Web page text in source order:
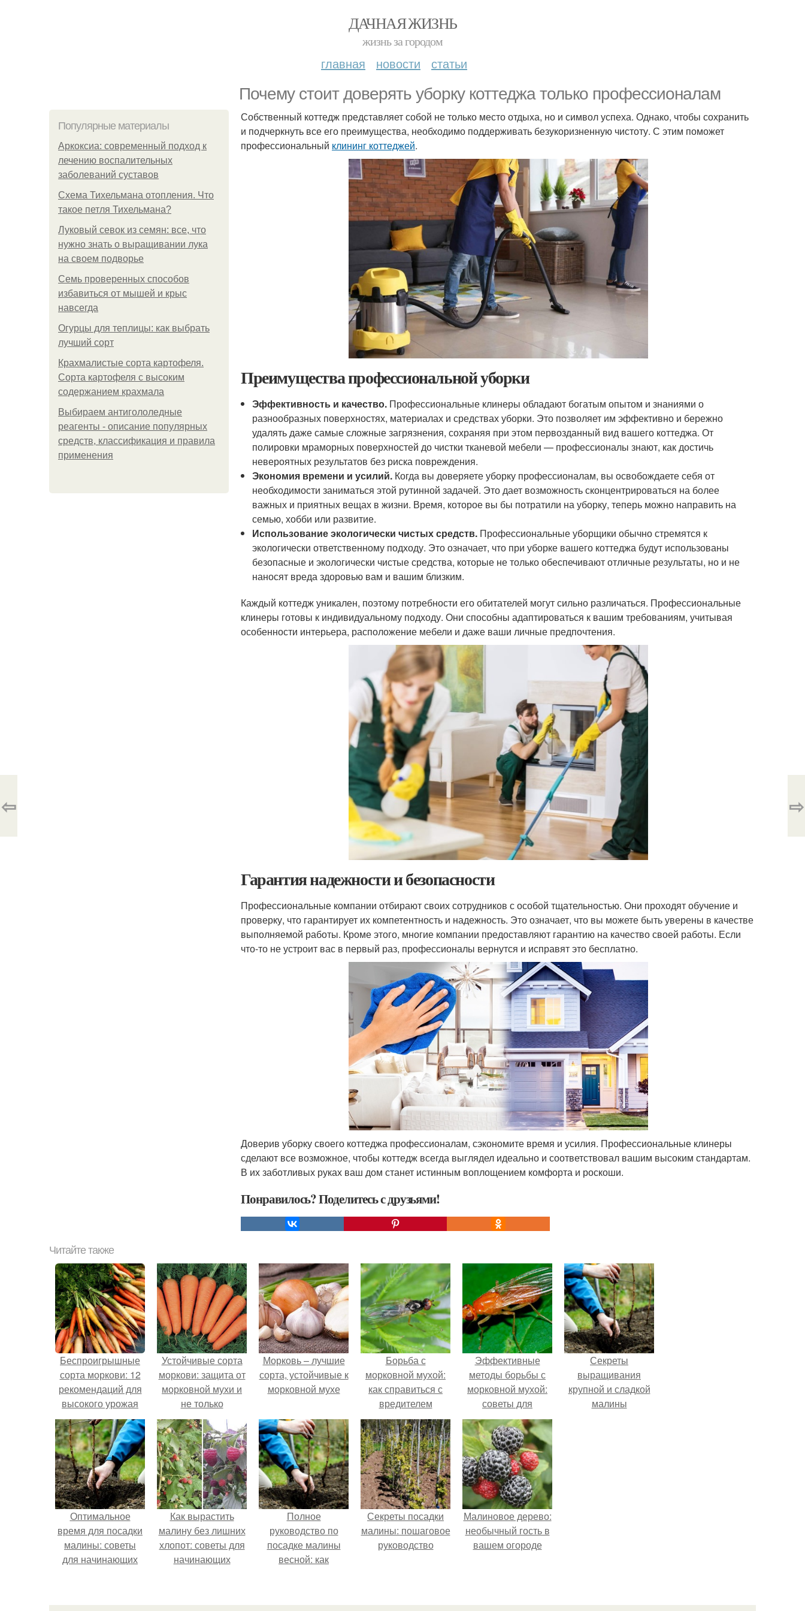
ДАЧНАЯ ЖИЗНЬ
жизнь за городом
главная новости статьи
Почему стоит доверять уборку коттеджа только профессионалам
Популярные материалы
Аркоксиа: современный подход к
лечению воспалительных
заболеваний суставов
Схема Тихельмана отопления. Что
такое петля Тихельмана?
Луковый севок из семян: все, что
нужно знать о выращивании лука
на своем подворье
Семь проверенных способов
избавиться от мышей и крыс
навсегда
Огурцы для теплицы: как выбрать
лучший сорт
Крахмалистые сорта картофеля.
Сорта картофеля с высоким
содержанием крахмала
Выбираем антигололедные
реагенты - описание популярных
средств, классификация и правила
применения
Собственный коттедж представляет собой не только место отдыха, но и символ успеха. Однако, чтобы сохранить
и подчеркнуть все его преимущества, необходимо поддерживать безукоризненную чистоту. С этим поможет
профессиональный клининг коттеджей.
Преимущества профессиональной уборки
Эффективность и качество. Профессиональные клинеры обладают богатым опытом и знаниями о
разнообразных поверхностях, материалах и средствах уборки. Это позволяет им эффективно и бережно
удалять даже самые сложные загрязнения, сохраняя при этом первозданный вид вашего коттеджа. От
полировки мраморных поверхностей до чистки тканевой мебели — профессионалы знают, как достичь
невероятных результатов без риска повреждения.
Экономия времени и усилий. Когда вы доверяете уборку профессионалам, вы освобождаете себя от
необходимости заниматься этой рутинной задачей. Это дает возможность сконцентрироваться на более
важных и приятных вещах в жизни. Время, которое вы бы потратили на уборку, теперь можно направить на
семью, хобби или развитие.
Использование экологически чистых средств. Профессиональные уборщики обычно стремятся к
экологически ответственному подходу. Это означает, что при уборке вашего коттеджа будут использованы
безопасные и экологически чистые средства, которые не только обеспечивают отличные результаты, но и не
наносят вреда здоровью вам и вашим близким.
Каждый коттедж уникален, поэтому потребности его обитателей могут сильно различаться. Профессиональные
клинеры готовы к индивидуальному подходу. Они способны адаптироваться к вашим требованиям, учитывая
особенности интерьера, расположение мебели и даже ваши личные предпочтения.
Гарантия надежности и безопасности
Профессиональные компании отбирают своих сотрудников с особой тщательностью. Они проходят обучение и
проверку, что гарантирует их компетентность и надежность. Это означает, что вы можете быть уверены в качестве
выполняемой работы. Кроме этого, многие компании предоставляют гарантию на качество своей работы. Если
что-то не устроит вас в первый раз, профессионалы вернутся и исправят это бесплатно.
Доверив уборку своего коттеджа профессионалам, сэкономите время и усилия. Профессиональные клинеры
сделают все возможное, чтобы коттедж всегда выглядел идеально и соответствовал вашим высоким стандартам.
В их заботливых руках ваш дом станет истинным воплощением комфорта и роскоши.
Понравилось? Поделитесь с друзьями!
⇦ ⇨
Читайте также
Беспроигрышные
сорта моркови: 12
рекомендаций для
высокого урожая
Устойчивые сорта
моркови: защита от
морковной мухи и
не только
Морковь – лучшие
сорта, устойчивые к
морковной мухе
Борьба с
морковной мухой:
как справиться с
вредителем
Эффективные
методы борьбы с
морковной мухой:
советы для
садоводов
Секреты
выращивания
крупной и сладкой
малины
Оптимальное
время для посадки
малины: советы
для начинающих
Как вырастить
малину без лишних
хлопот: советы для
начинающих
Полное
руководство по
посадке малины
весной: как
открытый грунт
Секреты посадки
малины: пошаговое
руководство
Малиновое дерево:
необычный гость в
вашем огороде